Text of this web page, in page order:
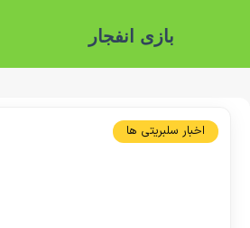
بازی انفجار
اخبار سلبریتی ها